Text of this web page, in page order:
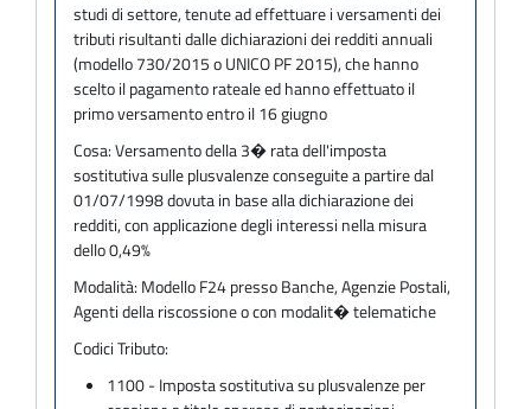
studi di settore, tenute ad effettuare i versamenti dei
tributi risultanti dalle dichiarazioni dei redditi annuali
(modello 730/2015 o UNICO PF 2015), che hanno
scelto il pagamento rateale ed hanno effettuato il
primo versamento entro il 16 giugno
Cosa:Versamento della 3� rata dell'imposta
sostitutiva sulle plusvalenze conseguite a partire dal
01/07/1998 dovuta in base alla dichiarazione dei
redditi, con applicazione degli interessi nella misura
dello 0,49%
Modalità: Modello F24 presso Banche, Agenzie Postali,
Agenti della riscossione o con modalit� telematiche
Codici Tributo:
1100 - Imposta sostitutiva su plusvalenze per